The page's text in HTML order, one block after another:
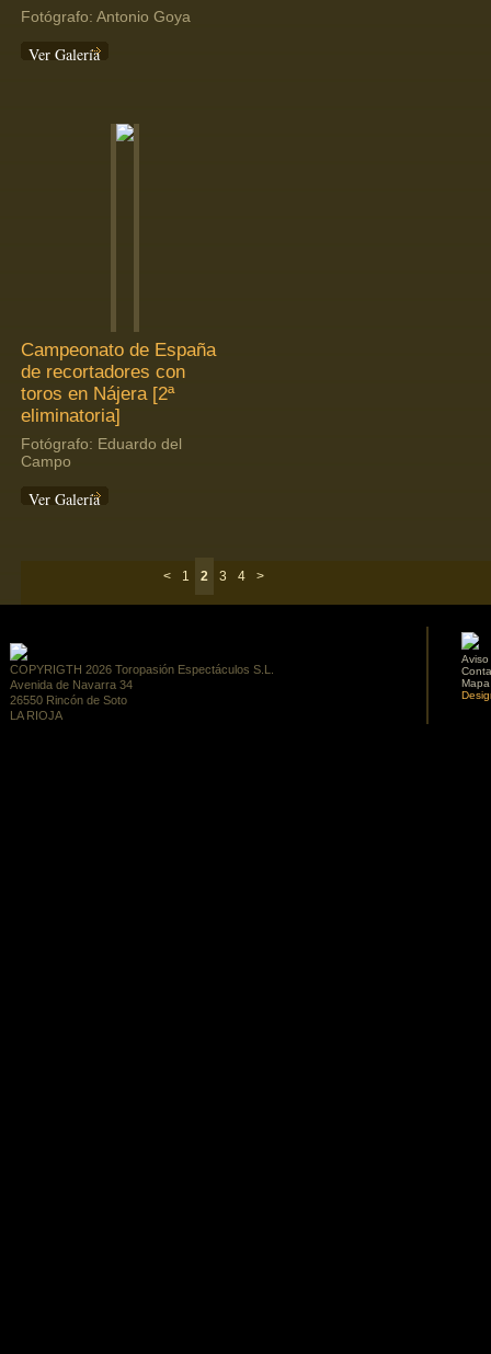
Fotógrafo: Antonio Goya
Ver Galería
Campeonato de España
de recortadores con
toros en Nájera [2ª
eliminatoria]
Fotógrafo: Eduardo del
Campo
Ver Galería
< 1 2 3 4 >
COPYRIGTH 2026 Toropasión Espectáculos S.L.
Avenida de Navarra 34
26550 Rincón de Soto
LA RIOJA